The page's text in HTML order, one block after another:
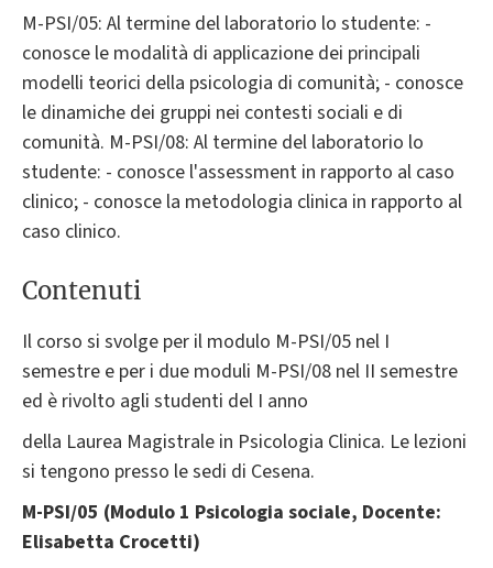
M-PSI/05: Al termine del laboratorio lo studente: -
conosce le modalità di applicazione dei principali
modelli teorici della psicologia di comunità; - conosce
le dinamiche dei gruppi nei contesti sociali e di
comunità. M-PSI/08: Al termine del laboratorio lo
studente: - conosce l'assessment in rapporto al caso
clinico; - conosce la metodologia clinica in rapporto al
caso clinico.
Contenuti
Il corso si svolge per il modulo M-PSI/05 nel I
semestre e per i due moduli M-PSI/08 nel II semestre
ed è rivolto agli studenti del I anno
della Laurea Magistrale in Psicologia Clinica. Le lezioni
si tengono presso le sedi di Cesena.
M-PSI/05 (Modulo 1 Psicologia sociale, Docente:
Elisabetta Crocetti)